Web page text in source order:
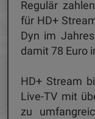
Regulär
für HD+
Dyn im
damit 78 Euro
HD+ Stream
Live-TV mit
zu